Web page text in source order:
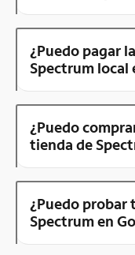
¿Puedo pagar
Spectrum local
¿Puedo
tienda de
¿Puedo probar
Spectrum en